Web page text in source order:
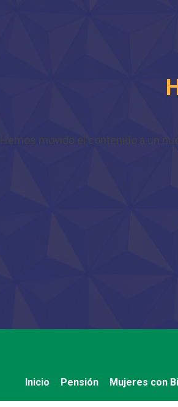
Hemos movido el contenido a un
Inicio Pensión Mujeres con